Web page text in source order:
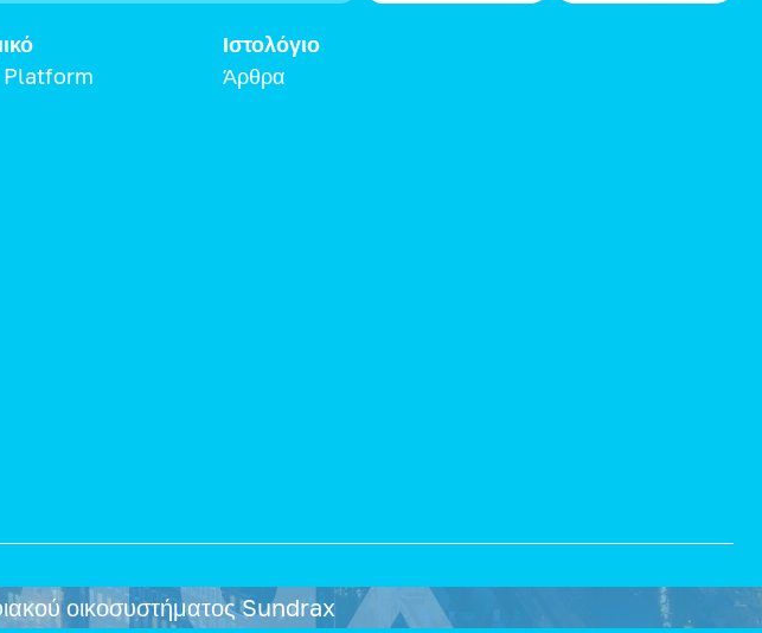
Platform
Ιστολόγιο
Άρθρα
οικοσυστήματος Sundrax